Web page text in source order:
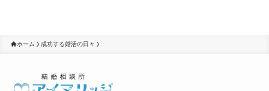
ホーム 成功する婚活の日々